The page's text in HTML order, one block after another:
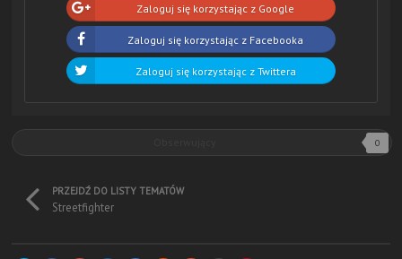
Zaloguj się korzystając z Google
Zaloguj się korzystając z Facebooka
Zaloguj się korzystając z Twittera
0
PRZEJDŹ DO LISTY TEMATÓW
Streetfighter